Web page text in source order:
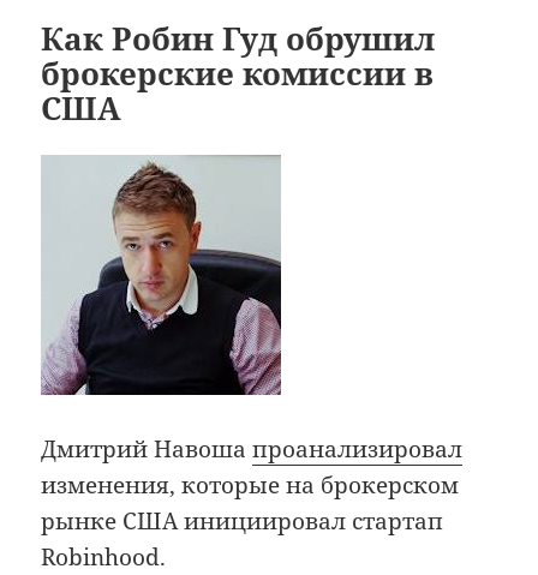
Как Робин Гуд обрушил
брокерские комиссии в
США
Дмитрий Навошапроанализировал
изменения, которые на брокерском
рынке США инициировал стартап
Robinhood.